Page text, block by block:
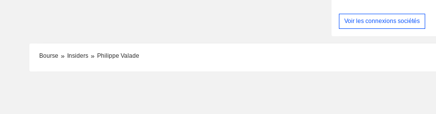
Voir les connexions sociétés
Bourse Insiders Philippe Valade